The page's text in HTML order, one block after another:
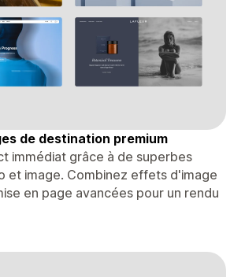
de destination premium
immédiat grâce à de superbes
et image. Combinez effets d'image
en page avancées pour un rendu